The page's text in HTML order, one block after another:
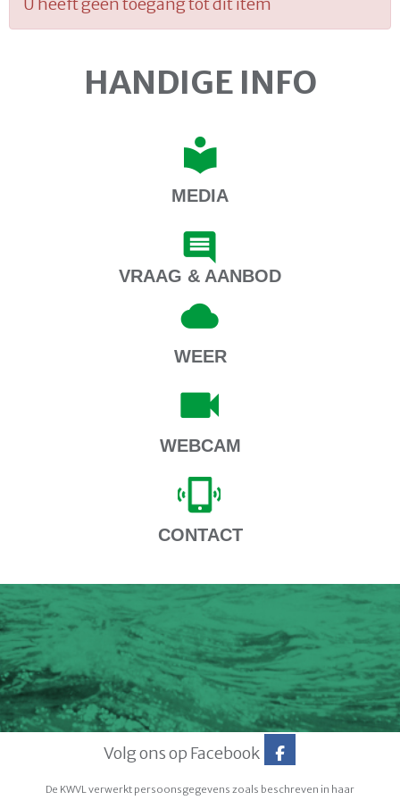
U heeft geen toegang tot dit item
HANDIGE INFO
MEDIA
VRAAG & AANBOD
WEER
WEBCAM
CONTACT
Volg ons op Facebook
De KWVL verwerkt persoonsgegevens zoals beschreven in haar